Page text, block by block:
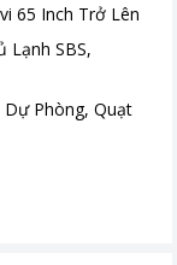
65 Inch Trở Lên
Lạnh SBS,
Dự Phòng, Quạt